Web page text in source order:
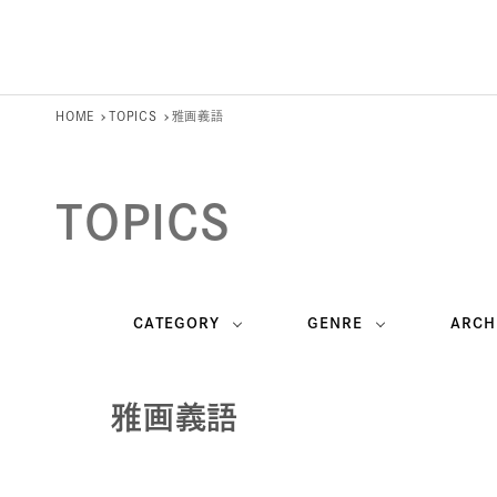
HOME TOPICS 雅画義語
TOPICS
CATEGORY GENRE
雅画義語